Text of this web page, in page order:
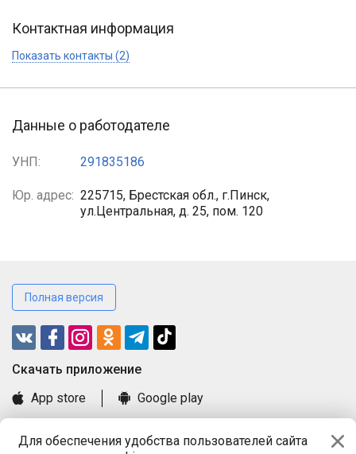
Для обеспечения удобства пользователей сайта
Контактная информация
Показать контакты (2)
Данные о работодателе
УНП: 291835186
Юр. адрес: 225715, Брестская обл., г.Пинск,
ул.Центральная, д. 25, пом. 120
Полная версия
Cкачать приложение
App store
Google play
Книга замечаний и предложений